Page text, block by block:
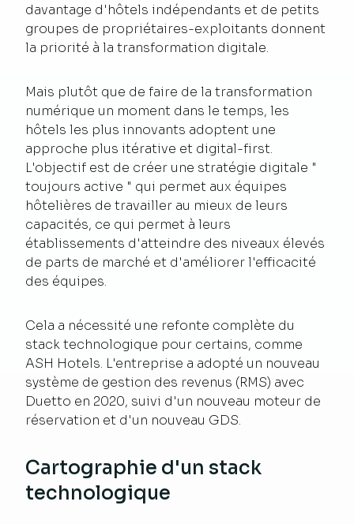
davantage d'hôtels indépendants et de petits
groupes de propriétaires-exploitants donnent
la priorité à la transformation digitale.
Mais plutôt que de faire de la transformation
numérique un moment dans le temps, les
hôtels les plus innovants adoptent une
approche plus itérative et digital-first.
L'objectif est de créer une stratégie digitale "
toujours active " qui permet aux équipes
hôtelières de travailler au mieux de leurs
capacités, ce qui permet à leurs
établissements d'atteindre des niveaux élevés
de parts de marché et d'améliorer l'efficacité
des équipes.
Cela a nécessité une refonte complète du
stack technologique pour certains, comme
ASH Hotels. L'entreprise a adopté un nouveau
système de gestion des revenus (RMS) avec
Duetto en 2020, suivi d'un nouveau moteur de
réservation et d'un nouveau GDS.
Cartographie d'un stack
technologique